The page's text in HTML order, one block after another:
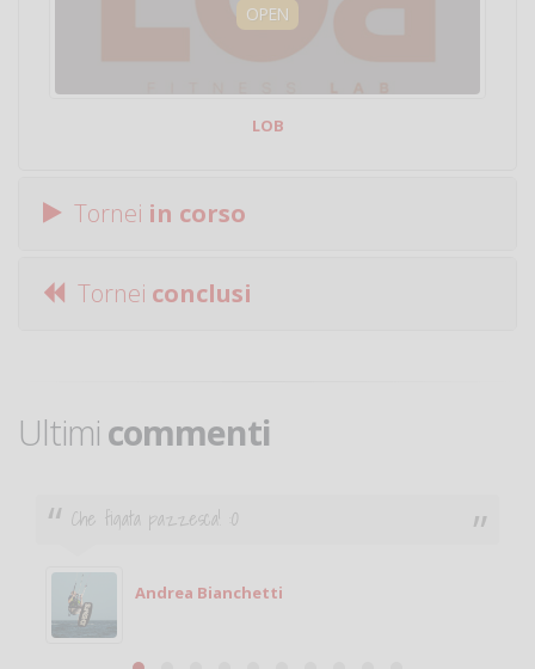
OPEN
LOB
Tornei in corso
Tornei conclusi
Ultimi commenti
Ciao. Sono a Treviglio da poco e vorrei tornare a
giocare. Se sei in zona e puoi giocare fammi sapere.
Michele
Michele Miglionico